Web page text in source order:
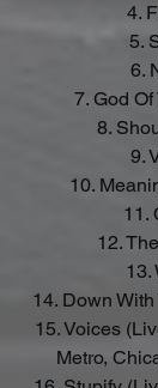
4.
5.
6.
7. God
8.
9.
10.
11.
12.
13.
14. Down
Metro,